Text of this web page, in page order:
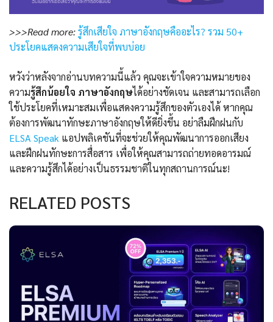
>>>Read more:รู้สึกเสียใจ ภาษาอังกฤษคืออะไร? รวม 50+
ประโยคแสดงความเสียใจที่พบบ่อย
หวังว่าหลังจากอ่านบทความนี้แล้ว คุณจะเข้าใจความหมายของ
ความรู้สึกน้อยใจ ภาษาอังกฤษได้อย่างชัดเจน และสามารถเลือก
ใช้ประโยคที่เหมาะสมเพื่อแสดงความรู้สึกของตัวเองได้ หากคุณ
ต้องการพัฒนาทักษะภาษาอังกฤษให้ดียิ่งขึ้น อย่าลืมฝึกฝนกับ
ELSA Speak แอปพลิเคชันที่จะช่วยให้คุณพัฒนาการออกเสียง
และฝึกฝนทักษะการสื่อสาร เพื่อให้คุณสามารถถ่ายทอดอารมณ์
และความรู้สึกได้อย่างเป็นธรรมชาติในทุกสถานการณ์นะ!
RELATED POSTS